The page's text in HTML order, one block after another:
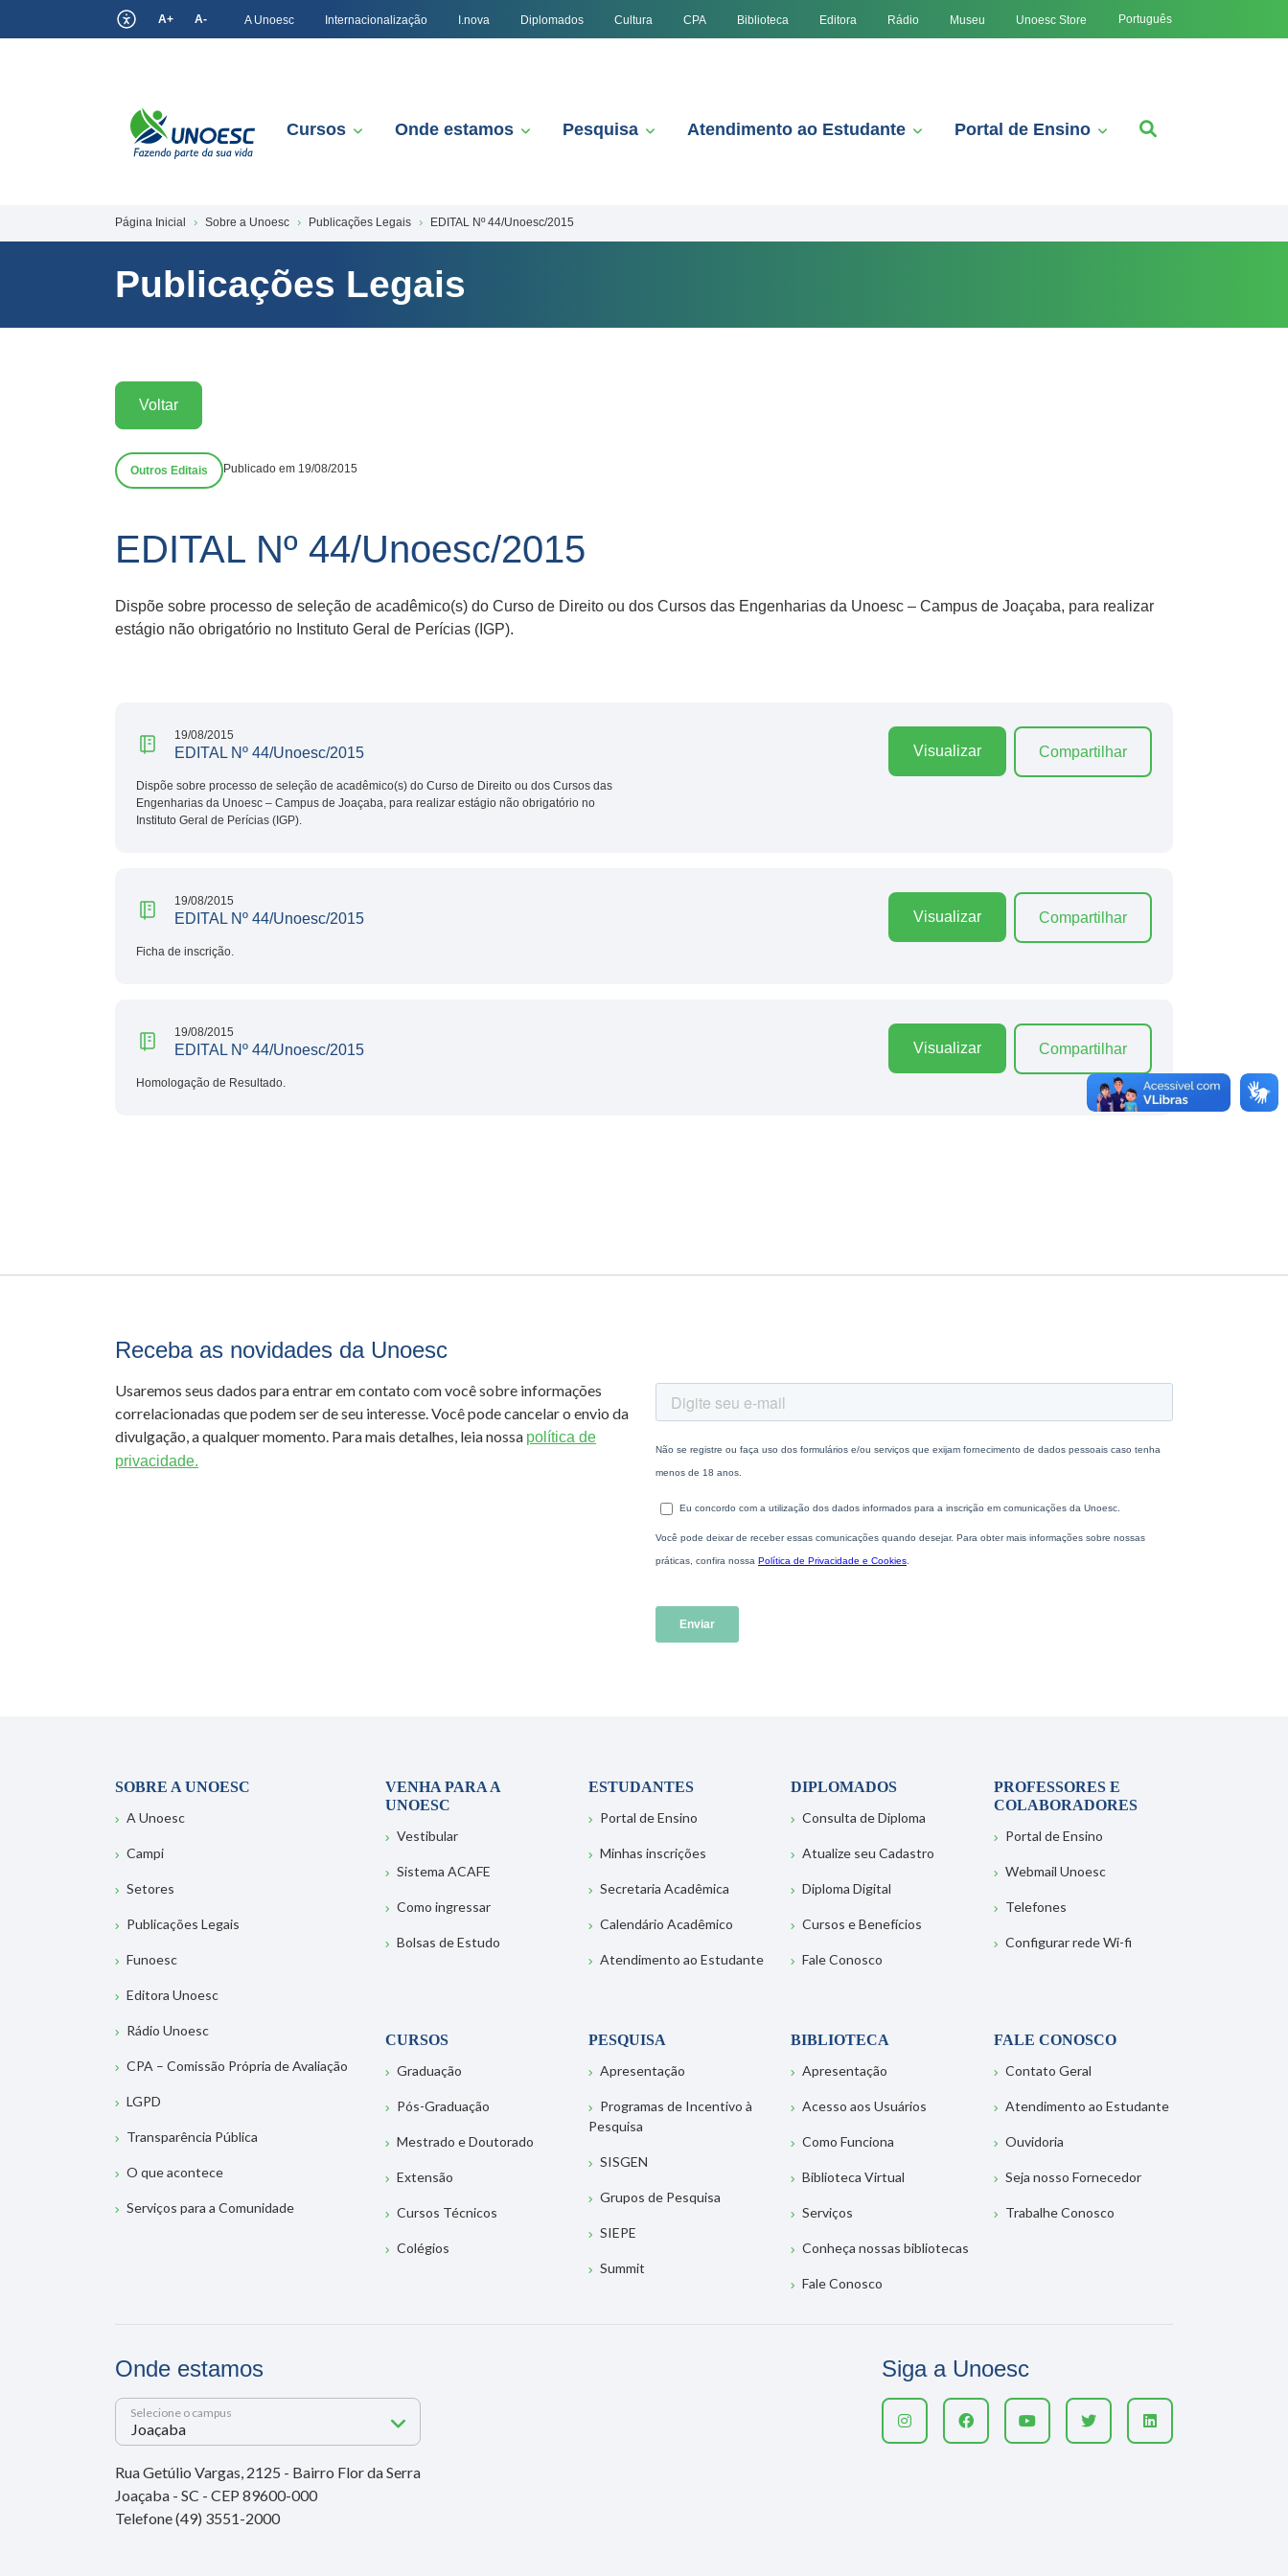
A+ A- A Unoesc Internacionalização I.nova Diplomados Cultura CPA Biblioteca Editora Rádio Museu Unoesc Store Português
Cursos Onde estamos Pesquisa Atendimento ao Estudante Portal de Ensino
Página Inicial Sobre a Unoesc Publicações Legais EDITAL Nº 44/Unoesc/2015
Publicações Legais
Voltar
Outros Editais Publicado em 19/08/2015
EDITAL Nº 44/Unoesc/2015
Dispõe sobre processo de seleção de acadêmico(s) do Curso de Direito ou dos Cursos das Engenharias da Unoesc – Campus de Joaçaba, para realizar
estágio não obrigatório no Instituto Geral de Perícias (IGP).
19/08/2015
EDITAL Nº 44/Unoesc/2015
Dispõe sobre processo de seleção de acadêmico(s) do Curso de Direito ou dos Cursos das
Engenharias da Unoesc – Campus de Joaçaba, para realizar estágio não obrigatório no
Instituto Geral de Perícias (IGP).
Visualizar Compartilhar
19/08/2015
EDITAL Nº 44/Unoesc/2015
Ficha de inscrição.
Visualizar Compartilhar
19/08/2015
EDITAL Nº 44/Unoesc/2015
Homologação de Resultado.
Visualizar Compartilhar
Receba as novidades da Unoesc
Usaremos seus dados para entrar em contato com você sobre informações
correlacionadas que podem ser de seu interesse. Você pode cancelar o envio da
divulgação, a qualquer momento. Para mais detalhes, leia nossa política de
privacidade.
SOBRE A UNOESC
A Unoesc
Campi
Setores
Publicações Legais
Funoesc
Editora Unoesc
Rádio Unoesc
CPA – Comissão Própria de Avaliação
LGPD
Transparência Pública
O que acontece
Serviços para a Comunidade
VENHA PARA A
UNOESC
Vestibular
Sistema ACAFE
Como ingressar
Bolsas de Estudo
ESTUDANTES
Portal de Ensino
Minhas inscrições
Secretaria Acadêmica
Calendário Acadêmico
Atendimento ao Estudante
DIPLOMADOS
Consulta de Diploma
Atualize seu Cadastro
Diploma Digital
Cursos e Benefícios
Fale Conosco
PROFESSORES E
COLABORADORES
Portal de Ensino
Webmail Unoesc
Telefones
Configurar rede Wi-fi
CURSOS
Graduação
Pós-Graduação
Mestrado e Doutorado
Extensão
Cursos Técnicos
Colégios
PESQUISA
Apresentação
Programas de Incentivo à
Pesquisa
SISGEN
Grupos de Pesquisa
SIEPE
Summit
BIBLIOTECA
Apresentação
Acesso aos Usuários
Como Funciona
Biblioteca Virtual
Serviços
Conheça nossas bibliotecas
Fale Conosco
FALE CONOSCO
Contato Geral
Atendimento ao Estudante
Ouvidoria
Seja nosso Fornecedor
Trabalhe Conosco
Onde estamos
Selecione o campus
Rua Getúlio Vargas, 2125 - Bairro Flor da Serra
Joaçaba - SC - CEP 89600-000
Telefone (49) 3551-2000
Siga a Unoesc